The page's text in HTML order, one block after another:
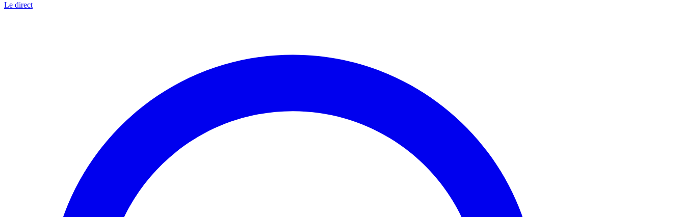
Le direct